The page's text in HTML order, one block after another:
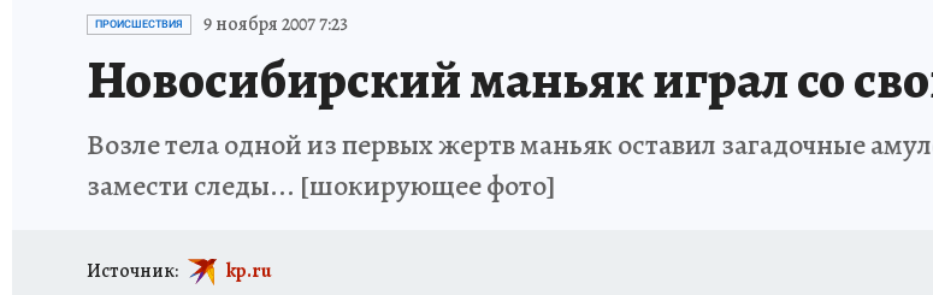
ОТДЫХ В РОССИИ
ПРОИСШЕСТВИЯ 9 ноября 2007 7:23
Новосибирский маньяк играл со
Возле тела одной из первых жертв маньяк оставил загадочные
замести следы... [шокирующее фото]
Источник: kp.ru